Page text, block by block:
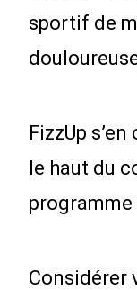
sportif de
FizzUp
le haut du
Considérer